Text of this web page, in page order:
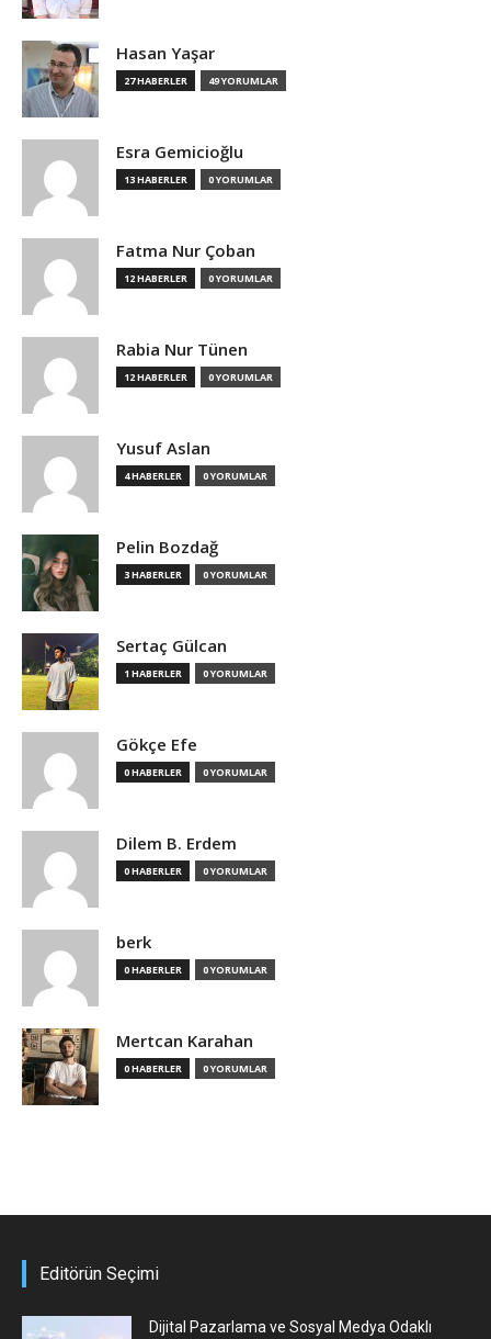
Hasan Yaşar
27 HABERLER 49 YORUMLAR
Esra Gemicioğlu
13 HABERLER 0 YORUMLAR
Fatma Nur Çoban
12 HABERLER 0 YORUMLAR
Rabia Nur Tünen
12 HABERLER 0 YORUMLAR
Yusuf Aslan
4 HABERLER 0 YORUMLAR
Pelin Bozdağ
3 HABERLER 0 YORUMLAR
Sertaç Gülcan
1 HABERLER 0 YORUMLAR
Gökçe Efe
0 HABERLER 0 YORUMLAR
Dilem B. Erdem
0 HABERLER 0 YORUMLAR
berk
0 HABERLER 0 YORUMLAR
Mertcan Karahan
0 HABERLER 0 YORUMLAR
Editörün Seçimi
Dijital Pazarlama ve Sosyal Medya Odaklı